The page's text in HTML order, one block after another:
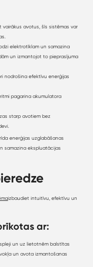
vairākus avotus, šīs sistēmas var
elektrotīklam un samazina
un izmantojot to pieprasījuma
nodrošina efektīvu enerģijas
pagarina akumulatora
starp avotiem bez
enerģijas uzglabāšanas
samazina ekspluatācijas
izbaudiet intuitīvu, efektīvu un
ar:
un uz lietotnēm balstītas
un avota izmantošanas